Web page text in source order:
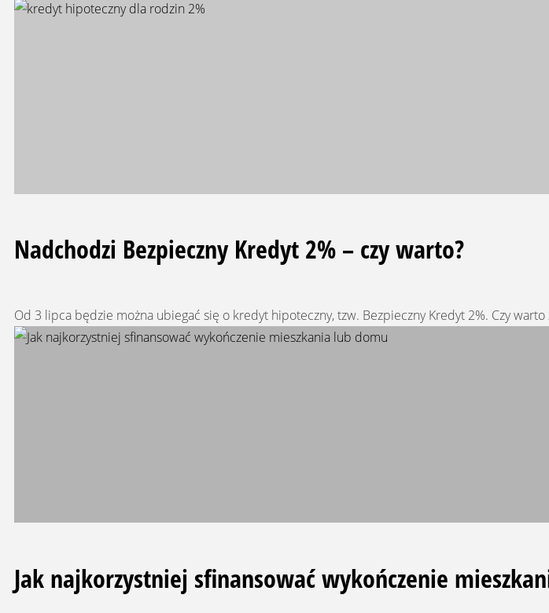
Nadchodzi Bezpieczny Kredyt 2% – czy warto?
Od 3 lipca będzie można ubiegać się o kredyt hipoteczny, tzw. Bezpieczny Kredyt 2%. Czy warto
Jak najkorzystniej sfinansować wykończenie